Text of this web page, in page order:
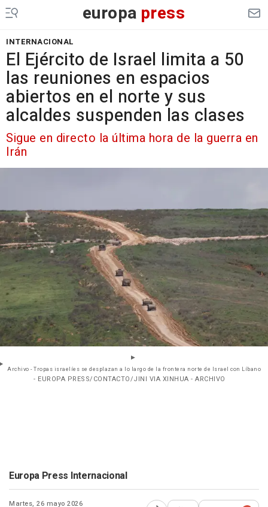
europa press
INTERNACIONAL
El Ejército de Israel limita a 50
las reuniones en espacios
abiertos en el norte y sus
alcaldes suspenden las clases
Sigue en directo la última hora de la guerra en
Irán
Archivo - Tropas israelíes se desplazan a lo largo de la frontera norte de Israel con Líbano
- EUROPA PRESS/CONTACTO/JINI VIA XINHUA - ARCHIVO
Europa Press Internacional
Martes, 26 mayo 2026